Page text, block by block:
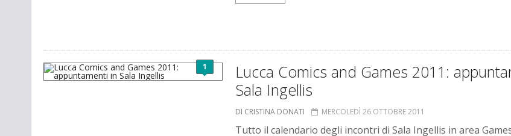
1
Lucca Comics and Games 2011:
Sala Ingellis
DI CRISTINA DONATI MERCOLEDÌ 26 OTTOBRE 2011
Tutto il calendario degli incontri di Sala Ingellis in area